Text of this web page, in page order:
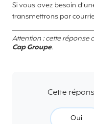
Si vous avez besoin
transmettrons par
Attention : cette réponse
Cap Groupe.
Cette
Oui